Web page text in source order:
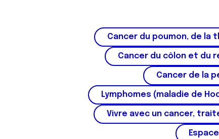
Cancer du poumon, de
Cancer du côlon et du
Cancer de la
Lymphomes (maladie de
Vivre avec un cancer,